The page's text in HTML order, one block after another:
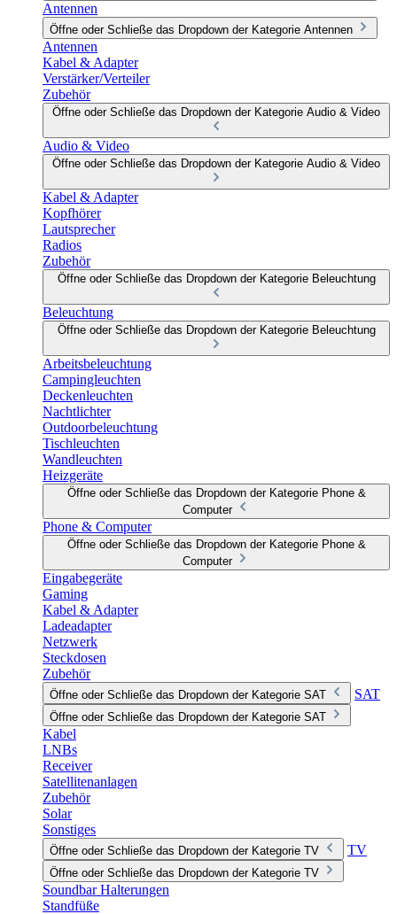
Antennen
Öffne oder Schließe das Dropdown der Kategorie Antennen
Antennen
Kabel & Adapter
Verstärker/Verteiler
Zubehör
Öffne oder Schließe das Dropdown der Kategorie Audio & Video
Audio & Video
Öffne oder Schließe das Dropdown der Kategorie Audio & Video
Kabel & Adapter
Kopfhörer
Lautsprecher
Radios
Zubehör
Öffne oder Schließe das Dropdown der Kategorie Beleuchtung
Beleuchtung
Öffne oder Schließe das Dropdown der Kategorie Beleuchtung
Arbeitsbeleuchtung
Campingleuchten
Deckenleuchten
Nachtlichter
Outdoorbeleuchtung
Tischleuchten
Wandleuchten
Heizgeräte
Öffne oder Schließe das Dropdown der Kategorie Phone &
Computer
Phone & Computer
Öffne oder Schließe das Dropdown der Kategorie Phone &
Computer
Eingabegeräte
Gaming
Kabel & Adapter
Ladeadapter
Netzwerk
Steckdosen
Zubehör
Öffne oder Schließe das Dropdown der Kategorie SAT SAT
Öffne oder Schließe das Dropdown der Kategorie SAT
Kabel
LNBs
Receiver
Satellitenanlagen
Zubehör
Solar
Sonstiges
Öffne oder Schließe das Dropdown der Kategorie TV TV
Öffne oder Schließe das Dropdown der Kategorie TV
Soundbar Halterungen
Standfüße